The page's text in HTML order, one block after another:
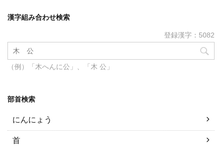
漢字組み合わせ検索
登録漢字：5082
（例）「木へんに公」、「木 公」
部首検索
にんにょう
首